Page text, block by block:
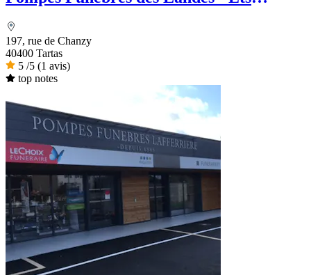
197, rue de Chanzy
40400 Tartas
5 /5 (1 avis)
top notes